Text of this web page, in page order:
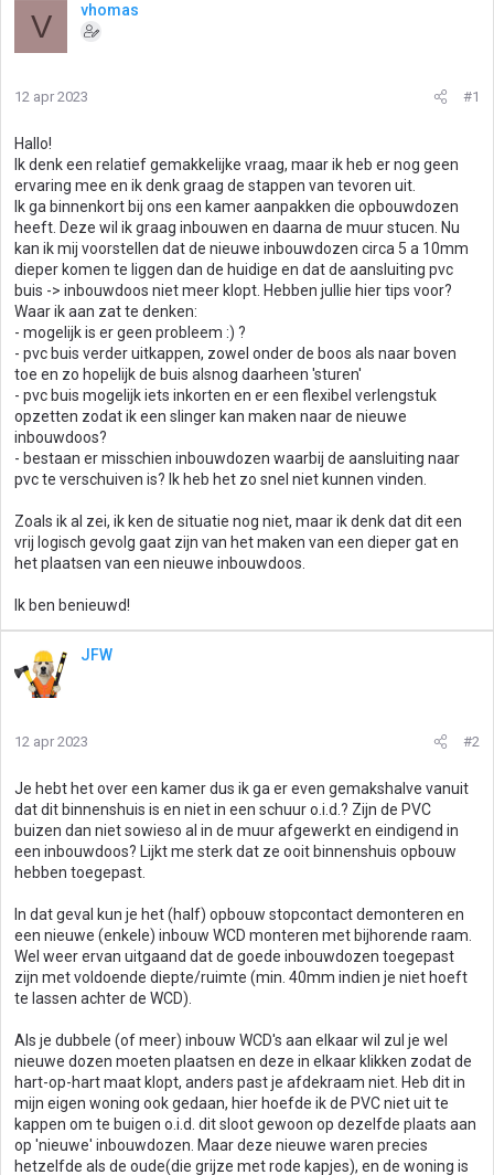
V vhomas
12 apr 2023 #1
Hallo!
Ik denk een relatief gemakkelijke vraag, maar ik heb er nog geen
ervaring mee en ik denk graag de stappen van tevoren uit.
Ik ga binnenkort bij ons een kamer aanpakken die opbouwdozen
heeft. Deze wil ik graag inbouwen en daarna de muur stucen. Nu
kan ik mij voorstellen dat de nieuwe inbouwdozen circa 5 a 10mm
dieper komen te liggen dan de huidige en dat de aansluiting pvc
buis -> inbouwdoos niet meer klopt. Hebben jullie hier tips voor?
Waar ik aan zat te denken:
- mogelijk is er geen probleem :) ?
- pvc buis verder uitkappen, zowel onder de boos als naar boven
toe en zo hopelijk de buis alsnog daarheen 'sturen'
- pvc buis mogelijk iets inkorten en er een flexibel verlengstuk
opzetten zodat ik een slinger kan maken naar de nieuwe
inbouwdoos?
- bestaan er misschien inbouwdozen waarbij de aansluiting naar
pvc te verschuiven is? Ik heb het zo snel niet kunnen vinden.
Zoals ik al zei, ik ken de situatie nog niet, maar ik denk dat dit een
vrij logisch gevolg gaat zijn van het maken van een dieper gat en
het plaatsen van een nieuwe inbouwdoos.
Ik ben benieuwd!
JFW
12 apr 2023 #2
Je hebt het over een kamer dus ik ga er even gemakshalve vanuit
dat dit binnenshuis is en niet in een schuur o.i.d.? Zijn de PVC
buizen dan niet sowieso al in de muur afgewerkt en eindigend in
een inbouwdoos? Lijkt me sterk dat ze ooit binnenshuis opbouw
hebben toegepast.
In dat geval kun je het (half) opbouw stopcontact demonteren en
een nieuwe (enkele) inbouw WCD monteren met bijhorende raam.
Wel weer ervan uitgaand dat de goede inbouwdozen toegepast
zijn met voldoende diepte/ruimte (min. 40mm indien je niet hoeft
te lassen achter de WCD).
Als je dubbele (of meer) inbouw WCD's aan elkaar wil zul je wel
nieuwe dozen moeten plaatsen en deze in elkaar klikken zodat de
hart-op-hart maat klopt, anders past je afdekraam niet. Heb dit in
mijn eigen woning ook gedaan, hier hoefde ik de PVC niet uit te
kappen om te buigen o.i.d. dit sloot gewoon op dezelfde plaats aan
op 'nieuwe' inbouwdozen. Maar deze nieuwe waren precies
hetzelfde als de oude(die grijze met rode kapjes), en de woning is